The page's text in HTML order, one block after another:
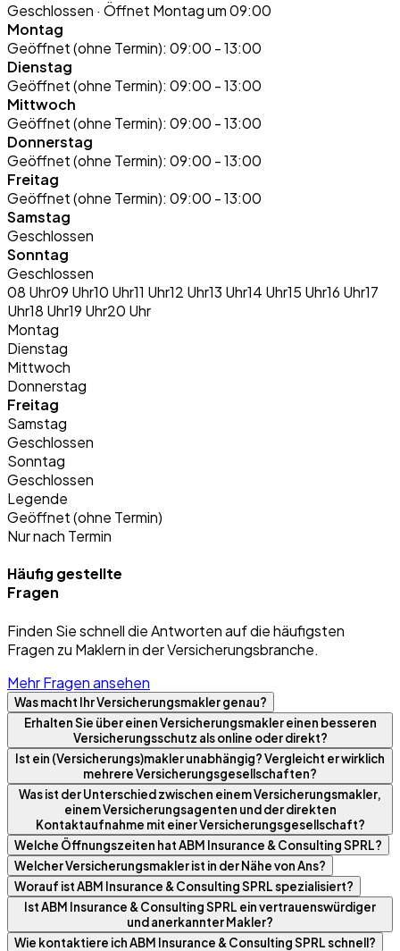
Geschlossen · Öffnet Montag um 09:00
Montag
Geöffnet (ohne Termin): 09:00 - 13:00
Dienstag
Geöffnet (ohne Termin): 09:00 - 13:00
Mittwoch
Geöffnet (ohne Termin): 09:00 - 13:00
Donnerstag
Geöffnet (ohne Termin): 09:00 - 13:00
Freitag
Geöffnet (ohne Termin): 09:00 - 13:00
Samstag
Geschlossen
Sonntag
Geschlossen
08 Uhr09 Uhr10 Uhr11 Uhr12 Uhr13 Uhr14 Uhr15 Uhr16 Uhr17
Uhr18 Uhr19 Uhr20 Uhr
Montag
Dienstag
Mittwoch
Donnerstag
Freitag
Samstag
Geschlossen
Sonntag
Geschlossen
Legende
Geöffnet (ohne Termin)
Nur nach Termin
Häufig gestellte
Fragen
Finden Sie schnell die Antworten auf die häufigsten
Fragen zu Maklern in der Versicherungsbranche.
Mehr Fragen ansehen
Was macht Ihr Versicherungsmakler genau?
Erhalten Sie über einen Versicherungsmakler einen besseren
Versicherungsschutz als online oder direkt?
Ist ein (Versicherungs)makler unabhängig? Vergleicht er wirklich
mehrere Versicherungsgesellschaften?
Was ist der Unterschied zwischen einem Versicherungsmakler,
einem Versicherungsagenten und der direkten
Kontaktaufnahme mit einer Versicherungsgesellschaft?
Welche Öffnungszeiten hat ABM Insurance & Consulting SPRL?
Welcher Versicherungsmakler ist in der Nähe von Ans?
Worauf ist ABM Insurance & Consulting SPRL spezialisiert?
Ist ABM Insurance & Consulting SPRL ein vertrauenswürdiger
und anerkannter Makler?
Wie kontaktiere ich ABM Insurance & Consulting SPRL schnell?